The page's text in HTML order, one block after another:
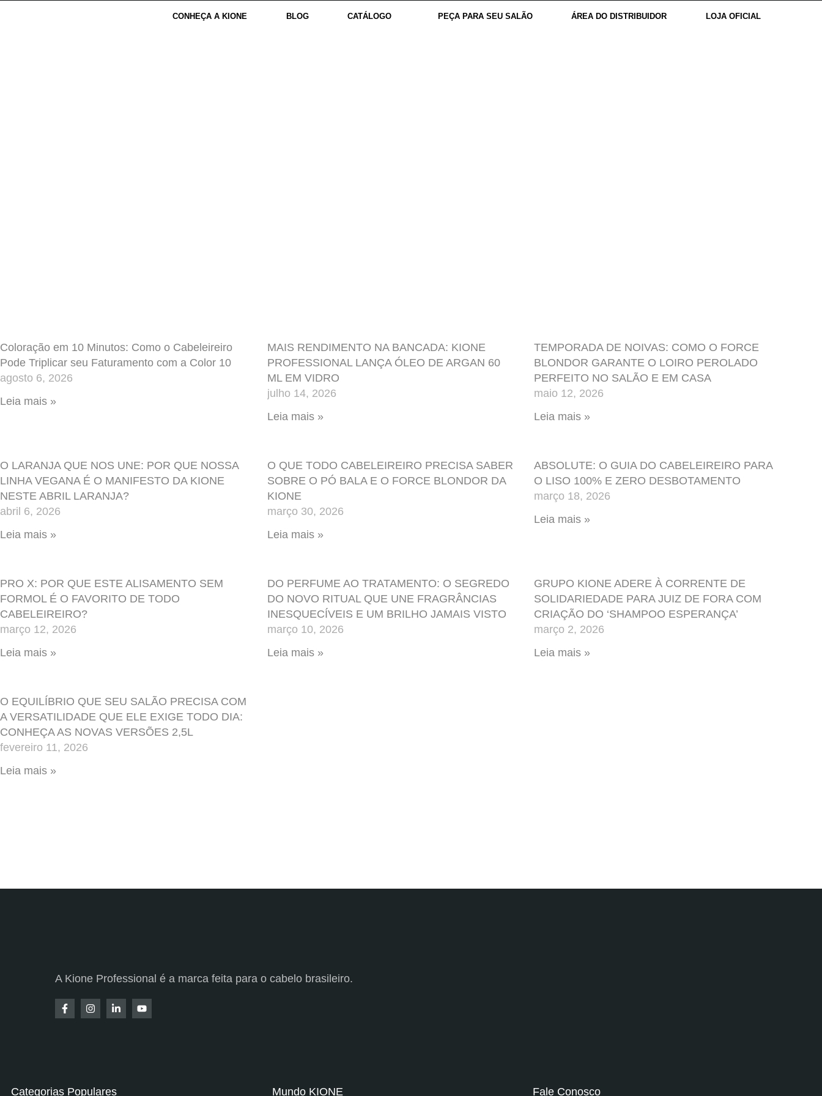
CONHEÇA A KIONE BLOG CATÁLOGO PEÇA PARA SEU SALÃO ÁREA DO DISTRIBUIDOR LOJA OFICIAL
Coloração em 10 Minutos: Como o Cabeleireiro
Pode Triplicar seu Faturamento com a Color 10
agosto 6, 2026
Leia mais »
MAIS RENDIMENTO NA BANCADA: KIONE
PROFESSIONAL LANÇA ÓLEO DE ARGAN 60
ML EM VIDRO
julho 14, 2026
Leia mais »
TEMPORADA DE NOIVAS: COMO O FORCE
BLONDOR GARANTE O LOIRO PEROLADO
PERFEITO NO SALÃO E EM CASA
maio 12, 2026
Leia mais »
O LARANJA QUE NOS UNE: POR QUE NOSSA
LINHA VEGANA É O MANIFESTO DA KIONE
NESTE ABRIL LARANJA?
abril 6, 2026
Leia mais »
O QUE TODO CABELEIREIRO PRECISA SABER
SOBRE O PÓ BALA E O FORCE BLONDOR DA
KIONE
março 30, 2026
Leia mais »
ABSOLUTE: O GUIA DO CABELEIREIRO PARA
O LISO 100% E ZERO DESBOTAMENTO
março 18, 2026
Leia mais »
PRO X: POR QUE ESTE ALISAMENTO SEM
FORMOL É O FAVORITO DE TODO
CABELEIREIRO?
março 12, 2026
Leia mais »
DO PERFUME AO TRATAMENTO: O SEGREDO
DO NOVO RITUAL QUE UNE FRAGRÂNCIAS
INESQUECÍVEIS E UM BRILHO JAMAIS VISTO
março 10, 2026
Leia mais »
GRUPO KIONE ADERE À CORRENTE DE
SOLIDARIEDADE PARA JUIZ DE FORA COM
CRIAÇÃO DO ‘SHAMPOO ESPERANÇA’
março 2, 2026
Leia mais »
O EQUILÍBRIO QUE SEU SALÃO PRECISA COM
A VERSATILIDADE QUE ELE EXIGE TODO DIA:
CONHEÇA AS NOVAS VERSÕES 2,5L
fevereiro 11, 2026
Leia mais »
A Kione Professional é a marca feita para o cabelo brasileiro.
Categorias Populares Mundo KIONE Fale Conosco